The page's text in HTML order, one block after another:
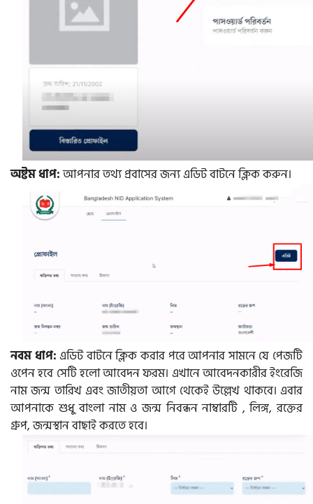
অষ্টম ধাপ:আপনার তথ্য প্রবাসের জন্য এডিট বাটনে ক্লিক করুন।
নবম ধাপ:এডিট বাটনে ক্লিক করার পরে আপনার সামনে যে পেজটি
ওপেন হবে সেটি হলো আবেদন ফরম। এখানে আবেদনকারীর ইংরেজি
নাম জন্ম তারিখ এবং জাতীয়তা আগে থেকেই উল্লেখ থাকবে। এবার
আপনাকে শুধু বাংলা নাম ও জন্ম নিবন্ধন নাম্বারটি , লিঙ্গ, রক্তের
গ্রুপ, জন্মস্থান বাছাই করতে হবে।